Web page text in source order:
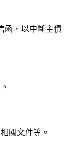
函，以中斷主債
關文件等。